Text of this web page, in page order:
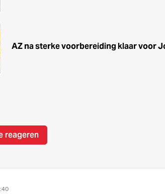
AZ na sterke voorbereiding klaar voor
reageren